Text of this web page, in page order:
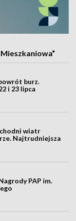
burz.
i 23 lipca
wiatr
Najtrudniejsza
PAP im.